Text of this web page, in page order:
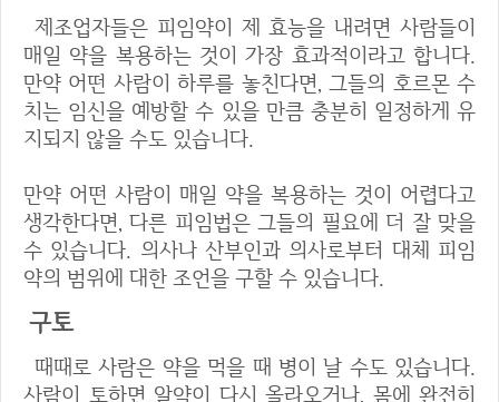
제조업자들은 피임약이 제 효능을 내려면 사람들이
매일 약을 복용하는 것이 가장 효과적이라고 합니다.
만약 어떤 사람이 하루를 놓친다면, 그들의 호르몬 수
치는 임신을 예방할 수 있을 만큼 충분히 일정하게 유
지되지 않을 수도 있습니다.
만약 어떤 사람이 매일 약을 복용하는 것이 어렵다고
생각한다면, 다른 피임법은 그들의 필요에 더 잘 맞을
수 있습니다. 의사나 산부인과 의사로부터 대체 피임
약의 범위에 대한 조언을 구할 수 있습니다.
구토
때때로 사람은 약을 먹을 때 병이 날 수도 있습니다.
사람이 토하면 알약이 다시 올라오거나, 몸에 완전히